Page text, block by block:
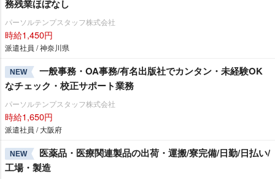
務残業ほぼなし
パーソルテンプスタッフ株式会社
時給1,450円
派遣社員 / 神奈川県
NEW
一般事務・OA事務/有名出版社でカンタン・未経験OK
なチェック・校正サポート業務
パーソルテンプスタッフ株式会社
時給1,650円
派遣社員 / 大阪府
NEW
医薬品・医療関連製品の出荷・運搬/寮完備/日勤/日払い/
工場・製造